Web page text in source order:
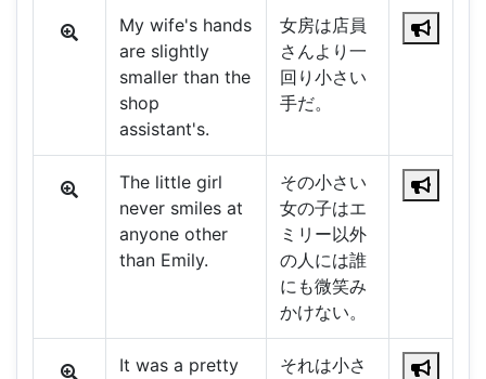
My wife's hands
are slightly
smaller than the
shop
assistant's.
女房は店員
さんより一
回り小さい
手だ。
The little girl
never smiles at
anyone other
than Emily.
その小さい
女の子はエ
ミリー以外
の人には誰
にも微笑み
かけない。
It was a pretty
それは小さ